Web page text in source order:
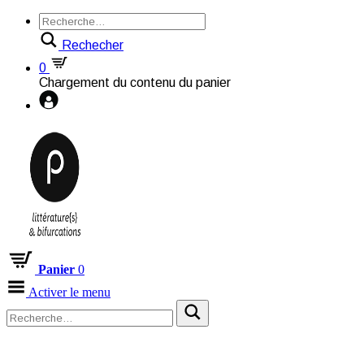
Rechecher
0
Chargement du contenu du panier
Panier 0
Activer le menu